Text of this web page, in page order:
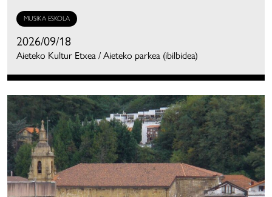
MUSIKA ESKOLA
2026/09/18
Aieteko Kultur Etxea / Aieteko parkea (ibilbidea)